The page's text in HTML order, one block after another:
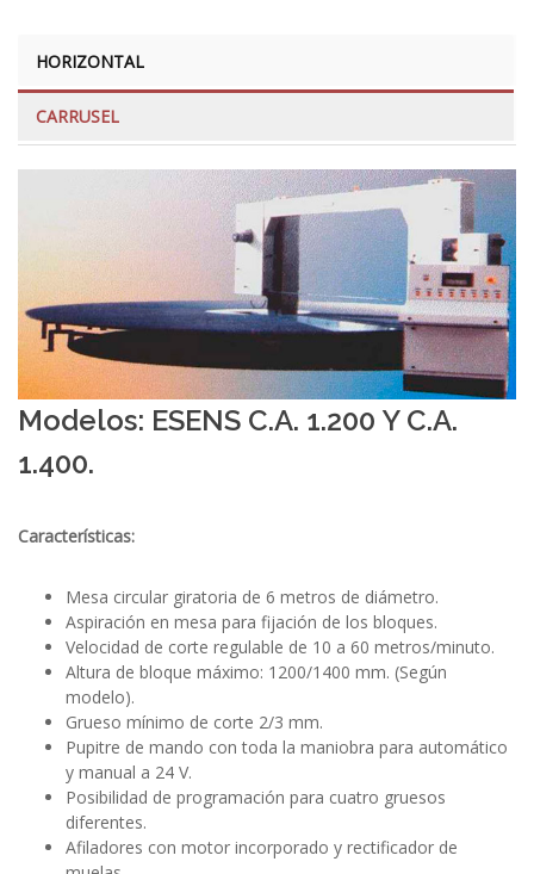
HORIZONTAL
CARRUSEL
Modelos: ESENS C.A. 1.200 Y C.A.
1.400.
Características:
Mesa circular giratoria de 6 metros de diámetro.
Aspiración en mesa para fijación de los bloques.
Velocidad de corte regulable de 10 a 60 metros/minuto.
Altura de bloque máximo: 1200/1400 mm. (Según
modelo).
Grueso mínimo de corte 2/3 mm.
Pupitre de mando con toda la maniobra para automático
y manual a 24 V.
Posibilidad de programación para cuatro gruesos
diferentes.
Afiladores con motor incorporado y rectificador de